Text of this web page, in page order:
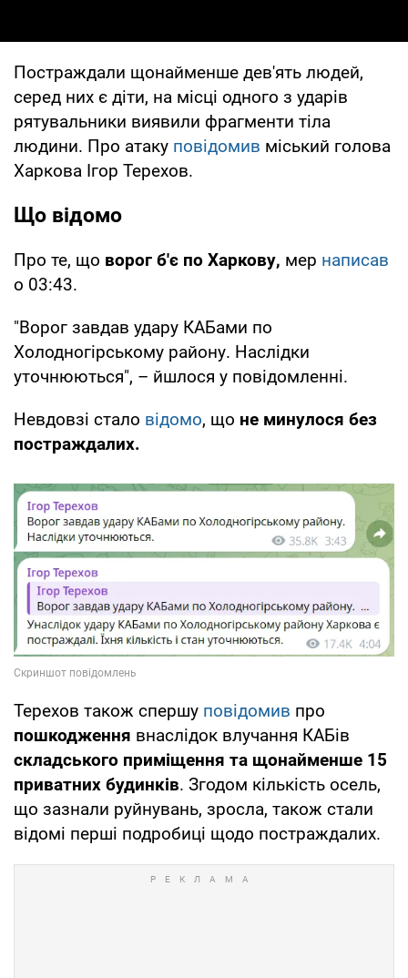
Постраждали щонайменше дев'ять людей,
серед них є діти, на місці одного з ударів
рятувальники виявили фрагменти тіла
людини. Про атаку повідомив міський голова
Харкова Ігор Терехов.
Що відомо
Про те, що ворог б'є по Харкову, мер написав
о 03:43.
"Ворог завдав удару КАБами по
Холодногірському району. Наслідки
уточнюються", – йшлося у повідомленні.
Невдовзі стало відомо, що не минулося без
постраждалих.
Терехов також спершу повідомив про
пошкодження внаслідок влучання КАБів
складського приміщення та щонайменше 15
приватних будинків. Згодом кількість осель,
що зазнали руйнувань, зросла, також стали
відомі перші подробиці щодо постраждалих.